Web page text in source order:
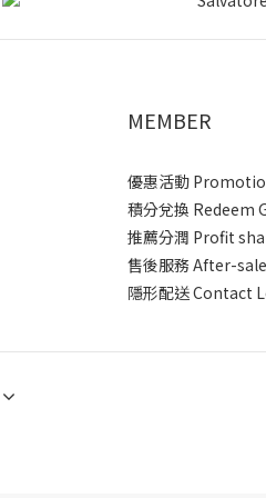
MEMBER
優惠活動
積分兌換 Redeem
推薦分潤 Profit
售後服務 After-
隱形配送 Contact